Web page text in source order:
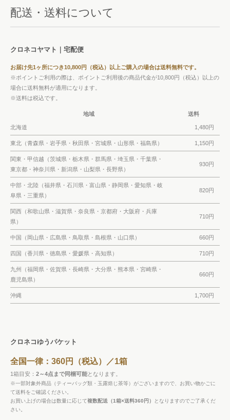
配送・送料について
クロネコヤマト｜宅配便
お届け先1ヶ所につき10,800円（税込）以上ご購入の場合は送料無料です。
※ポイントご利用の際は、ポイントご利用後の商品代金が10,800円（税込）以上の
場合に送料無料が適用になります。
※送料は税込です。
地域 送料
北海道 1,480円
東北（青森県・岩手県・秋田県・宮城県・山形県・福島県） 1,150円
関東・甲信越（茨城県・栃木県・群馬県・埼玉県・千葉県・
東京都・神奈川県・新潟県・山梨県・長野県）
930円
中部・北陸（福井県・石川県・富山県・静岡県・愛知県・岐
阜県・三重県）
820円
関西（和歌山県・滋賀県・奈良県・京都府・大阪府・兵庫
県）
710円
中国（岡山県・広島県・鳥取県・島根県・山口県） 660円
四国（香川県・徳島県・愛媛県・高知県） 710円
九州（福岡県・佐賀県・長崎県・大分県・熊本県・宮崎県・
鹿児島県）
660円
沖縄 1,700円
クロネコゆうパケット
全国一律：360円（税込）／1箱
1箱目安： 2～4点まで同梱可能となります。
※一部対象外商品（ティーバッグ類・玉露焙じ茶等）がございますので、お買い物かごに
て送料をご確認ください。
お買い上げの場合は数量に応じて複数配送（1箱×送料360円）
となりますのでご了承くだ
さい。